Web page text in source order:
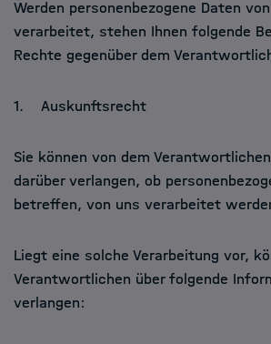
Werden personenbezogene Daten
verarbeitet, stehen Ihnen folgende
Rechte gegenüber dem
1. Auskunftsrecht
Sie können von dem
darüber verlangen, ob
betreffen, von uns verarbeitet
Liegt eine solche Verarbeitung vor,
Verantwortlichen über folgende
verlangen: